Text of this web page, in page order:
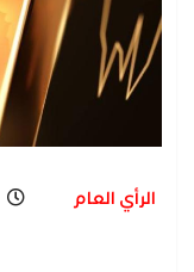
الرأي العام